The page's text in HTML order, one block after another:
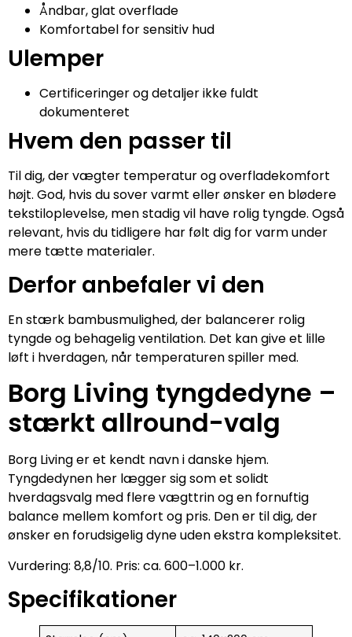
Åndbar, glat overflade
Komfortabel for sensitiv hud
Ulemper
Certificeringer og detaljer ikke fuldt
dokumenteret
Hvem den passer til
Til dig, der vægter temperatur og overfladekomfort
højt. God, hvis du sover varmt eller ønsker en blødere
tekstiloplevelse, men stadig vil have rolig tyngde. Også
relevant, hvis du tidligere har følt dig for varm under
mere tætte materialer.
Derfor anbefaler vi den
En stærk bambusmulighed, der balancerer rolig
tyngde og behagelig ventilation. Det kan give et lille
løft i hverdagen, når temperaturen spiller med.
Borg Living tyngdedyne –
stærkt allround-valg
Borg Living er et kendt navn i danske hjem.
Tyngdedynen her lægger sig som et solidt
hverdagsvalg med flere vægttrin og en fornuftig
balance mellem komfort og pris. Den er til dig, der
ønsker en forudsigelig dyne uden ekstra kompleksitet.
Vurdering: 8,8/10. Pris: ca. 600–1.000 kr.
Specifikationer